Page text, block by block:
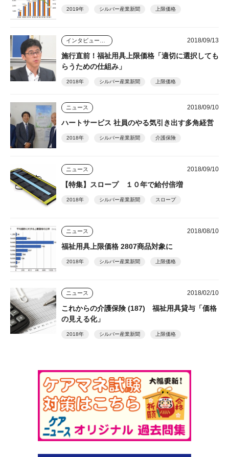
2019年 シルバー産業新聞 上限価格
2018/09/13
施行直前！福祉用具上限価格「適切に選択しても
らうための仕組み」
2018年 シルバー産業新聞 上限価格
ニュース 2018/09/10
ハートサービス 社員のやる気引き出す多角経営
2018年 シルバー産業新聞 介護保険
ニュース 2018/09/10
【特集】スロープ １０年で給付倍増
2018年 シルバー産業新聞 スロープ
ニュース 2018/08/10
福祉用具上限価格 2807商品対象に
2018年 シルバー産業新聞 上限価格
ニュース 2018/02/10
これからの介護保険 (187) 福祉用具貸与「価格
の見える化」
2018年 シルバー産業新聞 上限価格